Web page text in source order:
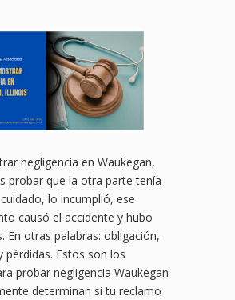
negligencia en Waukegan,
probar que la otra parte tenía
lo incumplió, ese
causó el accidente y hubo
En otras palabras: obligación,
pérdidas. Estos son los
probar negligencia Waukegan
determinan si tu reclamo